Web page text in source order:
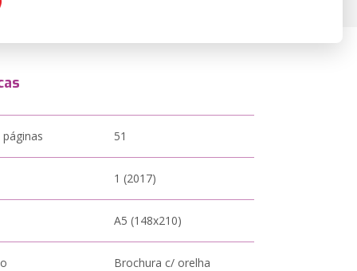
51
1 (2017)
A5 (148x210)
Brochura c/ orelha